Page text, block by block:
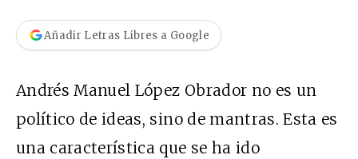
Añadir Letras Libres a Google
Andrés Manuel López Obrador no es un
político de ideas, sino de mantras. Esta es
una característica que se ha ido